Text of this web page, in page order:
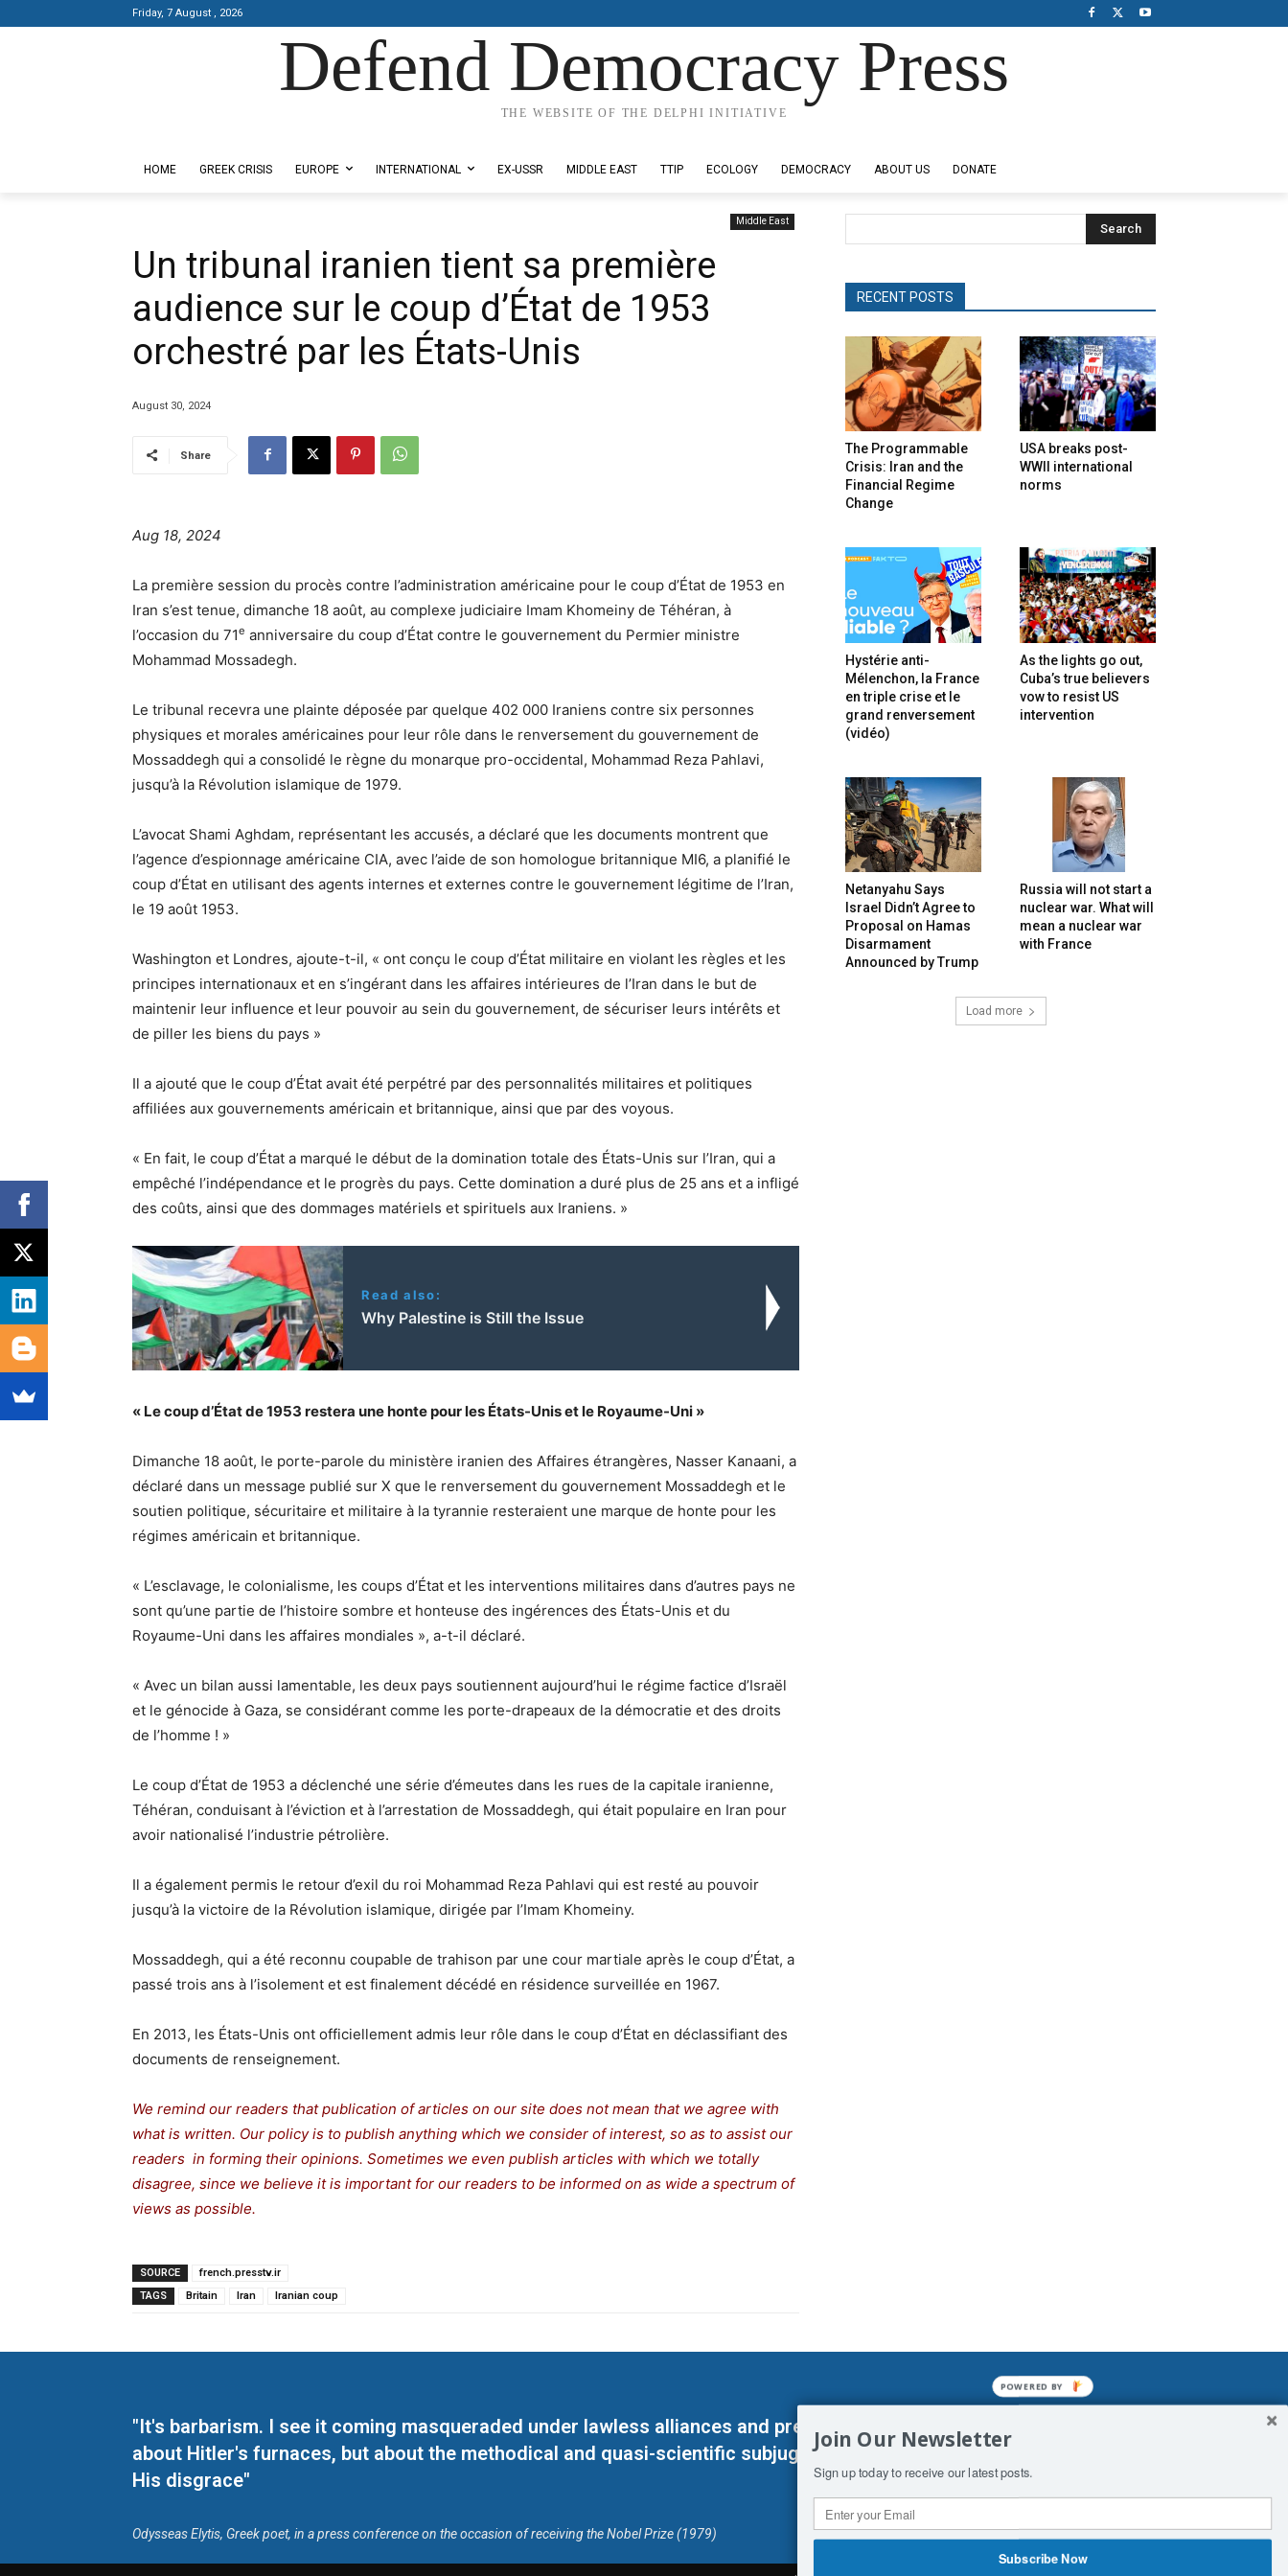
Friday, 7 August , 2026
Defend Democracy Press
THE WEBSITE OF THE DELPHI INITIATIVE
HOME GREEK CRISIS EUROPE INTERNATIONAL EX-USSR MIDDLE EAST TTIP ECOLOGY DEMOCRACY ABOUT US DONATE
Middle East
Un tribunal iranien tient sa première
audience sur le coup d’État de 1953
orchestré par les États-Unis
August 30, 2024
Share
Aug 18, 2024
La première session du procès contre l’administration américaine pour le coup d’État de 1953 en
Iran s’est tenue, dimanche 18 août, au complexe judiciaire Imam Khomeiny de Téhéran, à
l’occasion du 71e anniversaire du coup d’État contre le gouvernement du Permier ministre
Mohammad Mossadegh.
Le tribunal recevra une plainte déposée par quelque 402 000 Iraniens contre six personnes
physiques et morales américaines pour leur rôle dans le renversement du gouvernement de
Mossaddegh qui a consolidé le règne du monarque pro-occidental, Mohammad Reza Pahlavi,
jusqu’à la Révolution islamique de 1979.
L’avocat Shami Aghdam, représentant les accusés, a déclaré que les documents montrent que
l’agence d’espionnage américaine CIA, avec l’aide de son homologue britannique MI6, a planifié le
coup d’État en utilisant des agents internes et externes contre le gouvernement légitime de l’Iran,
le 19 août 1953.
Washington et Londres, ajoute-t-il, « ont conçu le coup d’État militaire en violant les règles et les
principes internationaux et en s’ingérant dans les affaires intérieures de l’Iran dans le but de
maintenir leur influence et leur pouvoir au sein du gouvernement, de sécuriser leurs intérêts et
de piller les biens du pays »
Il a ajouté que le coup d’État avait été perpétré par des personnalités militaires et politiques
affiliées aux gouvernements américain et britannique, ainsi que par des voyous.
« En fait, le coup d’État a marqué le début de la domination totale des États-Unis sur l’Iran, qui a
empêché l’indépendance et le progrès du pays. Cette domination a duré plus de 25 ans et a infligé
des coûts, ainsi que des dommages matériels et spirituels aux Iraniens. »
Read also:
Why Palestine is Still the Issue
« Le coup d’État de 1953 restera une honte pour les États-Unis et le Royaume-Uni »
Dimanche 18 août, le porte-parole du ministère iranien des Affaires étrangères, Nasser Kanaani, a
déclaré dans un message publié sur X que le renversement du gouvernement Mossaddegh et le
soutien politique, sécuritaire et militaire à la tyrannie resteraient une marque de honte pour les
régimes américain et britannique.
« L’esclavage, le colonialisme, les coups d’État et les interventions militaires dans d’autres pays ne
sont qu’une partie de l’histoire sombre et honteuse des ingérences des États-Unis et du
Royaume-Uni dans les affaires mondiales », a-t-il déclaré.
« Avec un bilan aussi lamentable, les deux pays soutiennent aujourd’hui le régime factice d’Israël
et le génocide à Gaza, se considérant comme les porte-drapeaux de la démocratie et des droits
de l’homme ! »
Le coup d’État de 1953 a déclenché une série d’émeutes dans les rues de la capitale iranienne,
Téhéran, conduisant à l’éviction et à l’arrestation de Mossaddegh, qui était populaire en Iran pour
avoir nationalisé l’industrie pétrolière.
Il a également permis le retour d’exil du roi Mohammad Reza Pahlavi qui est resté au pouvoir
jusqu’à la victoire de la Révolution islamique, dirigée par l’Imam Khomeiny.
Mossaddegh, qui a été reconnu coupable de trahison par une cour martiale après le coup d’État, a
passé trois ans à l’isolement et est finalement décédé en résidence surveillée en 1967.
En 2013, les États-Unis ont officiellement admis leur rôle dans le coup d’État en déclassifiant des
documents de renseignement.
We remind our readers that publication of articles on our site does not mean that we agree with
what is written. Our policy is to publish anything which we consider of interest, so as to assist our
readers in forming their opinions. Sometimes we even publish articles with which we totally
disagree, since we believe it is important for our readers to be informed on as wide a spectrum of
views as possible.
SOURCE
french.presstv.ir
TAGS
Britain Iran Iranian coup
Search
RECENT POSTS
The Programmable
Crisis: Iran and the
Financial Regime
Change
USA breaks post-
WWII international
norms
Hystérie anti-
Mélenchon, la France
en triple crise et le
grand renversement
(vidéo)
As the lights go out,
Cuba’s true believers
vow to resist US
intervention
Netanyahu Says
Israel Didn’t Agree to
Proposal on Hamas
Disarmament
Announced by Trump
Russia will not start a
nuclear war. What will
mean a nuclear war
with France
Load more
"It's barbarism. I see it coming masqueraded under lawless alliances and predetermined enslavements. It may not be
about Hitler's furnaces, but about the methodical and quasi-scientific subjugation of Man. His absolute humiliation.
His disgrace"
Odysseas Elytis, Greek poet, in a press conference on the occasion of receiving the Nobel Prize (1979)
Join Our Newsletter
Sign up today to receive our latest posts.
Subscribe Now
POWERED BY